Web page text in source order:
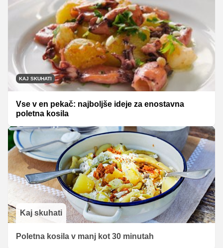
KAJ SKUHATI
Vse v en pekač: najboljše ideje za enostavna
poletna kosila
Kaj skuhati
Poletna kosila v manj kot 30 minutah